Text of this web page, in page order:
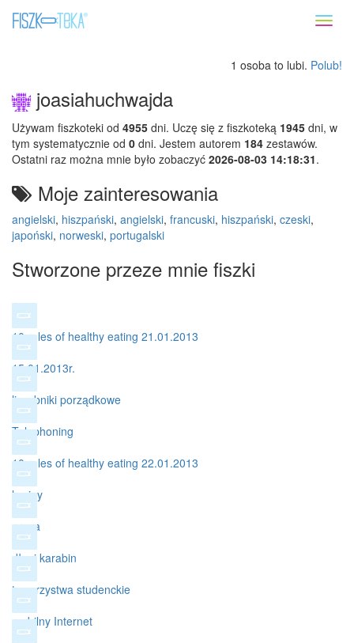
1 osoba to lubi. Polub!
joasiahuchwajda
Używam fiszkoteki od 4955 dni. Uczę się z fiszkoteką 1945 dni, w
tym systematycznie od 0 dni. Jestem autorem 184 zestawów.
Ostatni raz można mnie było zobaczyć 2026-08-03 14:18:31.
Moje zainteresowania
angielski, hiszpański, angielski, francuski, hiszpański, czeski,
japoński, norweski, portugalski
Stworzone przeze mnie fiszki
10 rules of healthy eating 21.01.2013
15.01.2013r.
liczebniki porządkowe
Telephoning
10 rules of healthy eating 22.01.2013
lawiny
praca
długi karabin
towarzystwa studenckie
mobilny Internet